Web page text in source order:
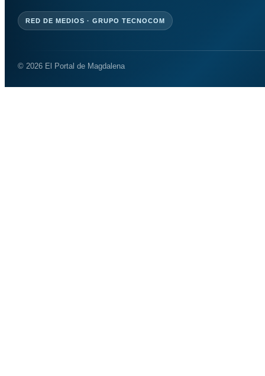
RED DE MEDIOS · GRUPO TECNOCOM
© 2026 El Portal de Magdalena